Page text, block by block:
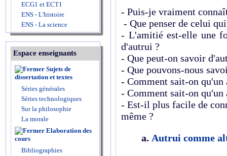
ECG1 et ECT1
ENS - L'histoire
ENS - La science
Espace enseignants
Sujets de
dissertation et textes
Séries générales
Séries technologiques
Sur la philosophie
La morale
Elaboration des
cours
Bibliographies
- Puis-je vraiment
- Que penser de celui
- L'amitié est-elle une
d'autrui ?
- Que peut-on savoir
- Que pouvons-nous
- Comment sait-on qu'un
- Comment sait-on qu'un
- Est-il plus facile de
même ?
a. Autrui comme